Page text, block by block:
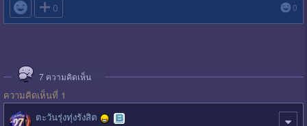
 0 0
7 ความคิดเห็น
ความคิดเห็นที่ 1
ตะวันรุ่งทุ่งรังสิต